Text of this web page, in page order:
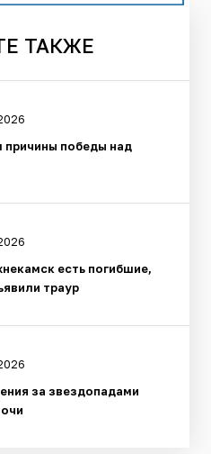
ТАКЖЕ
причины победы над
есть погибшие,
траур
за звездопадами